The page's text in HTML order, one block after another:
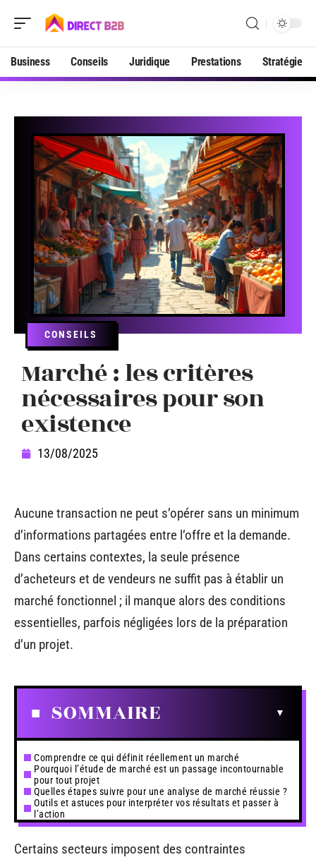
Business Conseils Juridique Prestations Stratégie
CONSEILS
Marché : les critères
nécessaires pour son
existence
13/08/2025
Aucune transaction ne peut s’opérer sans un minimum
d’informations partagées entre l’offre et la demande.
Dans certains contextes, la seule présence
d’acheteurs et de vendeurs ne suffit pas à établir un
marché fonctionnel ; il manque alors des conditions
essentielles, parfois négligées lors de la préparation
d’un projet.
SOMMAIRE
Comprendre ce qui définit réellement un marché
Pourquoi l’étude de marché est un passage incontournable
pour tout projet
Quelles étapes suivre pour une analyse de marché réussie ?
Outils et astuces pour interpréter vos résultats et passer à
l’action
Certains secteurs imposent des contraintes